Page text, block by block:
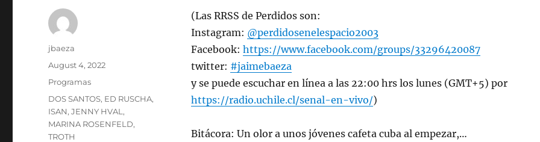
(Las RRSS de Perdidos son:
Instagram: @perdidosenelespacio2003
Facebook: https://www.facebook.com/groups/33296420087
twitter: #jaimebaeza
y se puede escuchar en línea a las 22:00 hrs los lunes (GMT+5) por
https://radio.uchile.cl/senal-en-vivo/)
Bitácora: Un olor a unos jóvenes cafeta cuba al empezar,…
Author
jbaeza
Posted
August 4, 2022
Categories
Programas
Tags
DOS SANTOS, ED RUSCHA,
ISAN,JENNY HVAL ,
MARINA ROSENFELD,
TROTH